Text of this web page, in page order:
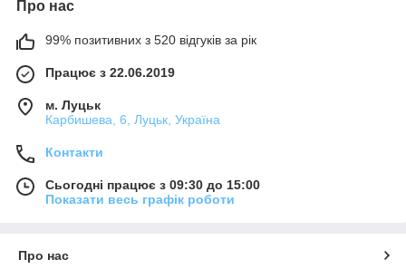
Про нас
99% позитивних з 520 відгуків за рік
Працює з 22.06.2019
м. Луцьк
Карбишева, 6, Луцьк, Україна
Контакти
Сьогодні працює з 09:30 до 15:00
Показати весь графік роботи
Про нас